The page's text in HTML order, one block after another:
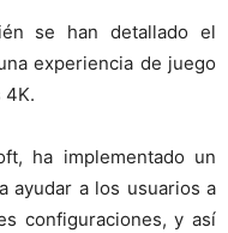
se han detallado el
experiencia de juego
4K.
ha implementado un
ayudar a los usuarios a
configuraciones, y así